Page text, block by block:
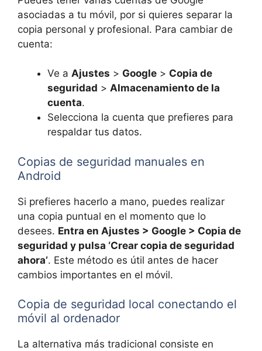
asociadas a tu móvil, por si quieres separar la
copia personal y profesional. Para cambiar de
cuenta:
Ve a Ajustes > Google > Copia de
seguridad > Almacenamiento de la
cuenta.
Selecciona la cuenta que prefieres para
respaldar tus datos.
Copias de seguridad manuales en
Android
Si prefieres hacerlo a mano, puedes realizar
una copia puntual en el momento que lo
desees. Entra en Ajustes > Google > Copia de
seguridad y pulsa ‘Crear copia de seguridad
ahora’. Este método es útil antes de hacer
cambios importantes en el móvil.
Copia de seguridad local conectando el
móvil al ordenador
La alternativa más tradicional consiste en